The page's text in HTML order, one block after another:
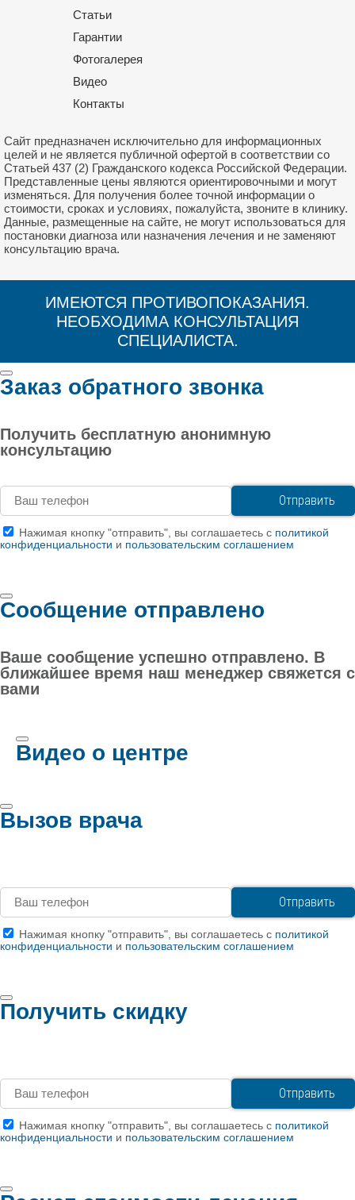
Статьи
Гарантии
Фотогалерея
Видео
Контакты
Сайт предназначен исключительно для информационных
целей и не является публичной офертой в соответствии со
Статьей 437 (2) Гражданского кодекса Российской Федерации.
Представленные цены являются ориентировочными и могут
изменяться. Для получения более точной информации о
стоимости, сроках и условиях, пожалуйста, звоните в клинику.
Данные, размещенные на сайте, не могут использоваться для
постановки диагноза или назначения лечения и не заменяют
консультацию врача.
ИМЕЮТСЯ ПРОТИВОПОКАЗАНИЯ.
НЕОБХОДИМА КОНСУЛЬТАЦИЯ
СПЕЦИАЛИСТА.
Заказ обратного звонка
Получить бесплатную анонимную
консультацию
Нажимая кнопку "отправить", вы соглашаетесь с политикой
конфиденциальности и пользовательским соглашением
Сообщение отправлено
Ваше сообщение успешно отправлено. В
ближайшее время наш менеджер свяжется с
вами
Видео о центре
Вызов врача
Нажимая кнопку "отправить", вы соглашаетесь с политикой
конфиденциальности и пользовательским соглашением
Получить скидку
Нажимая кнопку "отправить", вы соглашаетесь с политикой
конфиденциальности и пользовательским соглашением